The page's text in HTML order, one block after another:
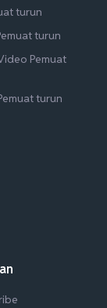
turun
turun
Pemuat
turun